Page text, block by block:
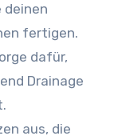
deinen
fertigen.
dafür,
Drainage
aus, die